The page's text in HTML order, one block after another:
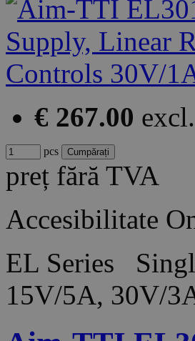
€ 267.00
pcs
preț fără TVA
Accesibilitate
EL Series
15V/5A, 30V/